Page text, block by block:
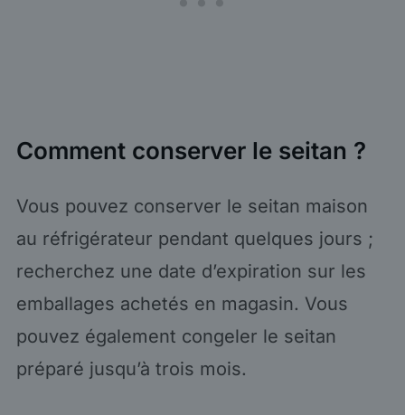
Comment conserver le seitan ?
Vous pouvez conserver le seitan maison
au réfrigérateur pendant quelques jours ;
recherchez une date d’expiration sur les
emballages achetés en magasin. Vous
pouvez également congeler le seitan
préparé jusqu’à trois mois.